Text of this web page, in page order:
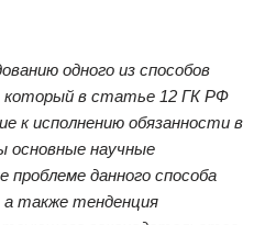
одного из способов
который в статье 12 ГК РФ
к исполнению обязанности в
основные научные
проблеме данного способа
а также тенденция